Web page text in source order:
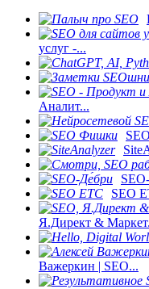
услуг -...
Аналит...
SEO
Я.Директ &
Важеркин | SEO...